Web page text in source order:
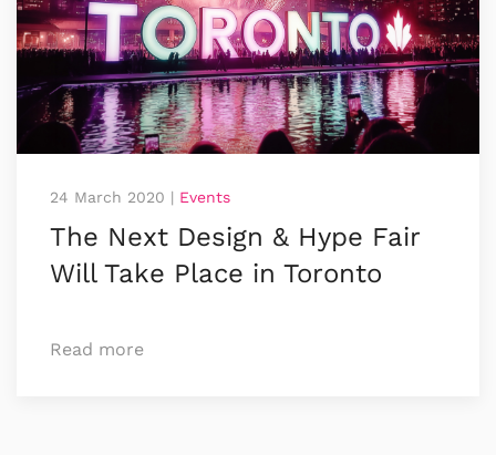
24 March 2020 | Events
The Next Design & Hype Fair
Will Take Place in Toronto
Read more